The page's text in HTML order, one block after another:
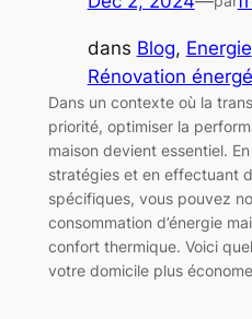
dans Blog, Energie
Rénovation
Dans un contexte où la
priorité, optimiser la
maison devient essentiel.
stratégies et en effectuant
spécifiques, vous pouvez
consommation d’énergie
confort thermique. Voici
votre domicile plus